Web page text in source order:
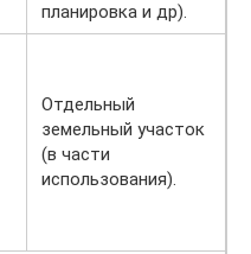
планировка и др).
Отдельный
земельный участок
(в части
использования).